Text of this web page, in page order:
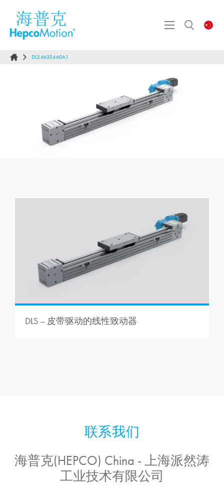
DLS463S460A1
DLS – 皮带驱动的线性致动器
海普克(HEPCO) China - 上海派然涛
工业技术有限公司